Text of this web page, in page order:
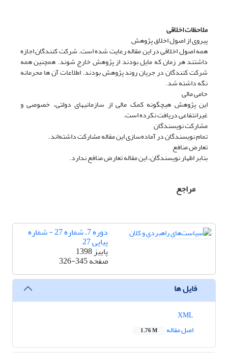
ملاحظات اخلاقی
پیروی از اصول اخلاق پژوهش
همه اصول اخلاقی در این مقاله رعایت شده است. شرکت کنندگان اجازه
داشتند هر زمان که مایل بودند از پژوهش خارج شوند. همچنین همه
شرکت کنندگان در جریان روند پژوهش بودند. اطلاعات آن ها محرمانه
نگه داشته شد.
حامی مالی
این پژوهش هیچگونه کمک مالی از سازمانیهای دولتی، خصوصی و
غیرانتفاعی دریافت نکرده است.
مشارکت نویسندگان
تمام نویسندگان در آماده‌سازی این مقاله مشارکت داشته‌اند.
تعارض منافع
بنابر اظهار نویسندگان، این مقاله تعارض منافع ندارد.
مراجع
دوره 7، شماره 27 - شماره
پیاپی 27
پاییز 1398
صفحه326-345
فایل ها
اصل مقاله
1.76 M